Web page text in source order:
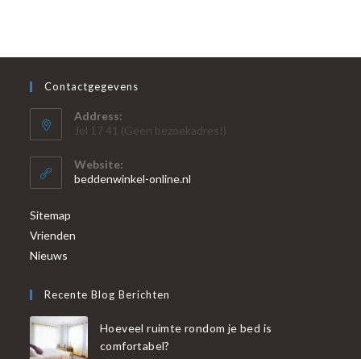
Contactgegevens
Address:
Jol 17 41 (Geen bezoekadres!)
Website:
beddenwinkel-online.nl
Sitemap
Vrienden
Nieuws
Recente Blog Berichten
Hoeveel ruimte rondom je bed is
comfortabel?